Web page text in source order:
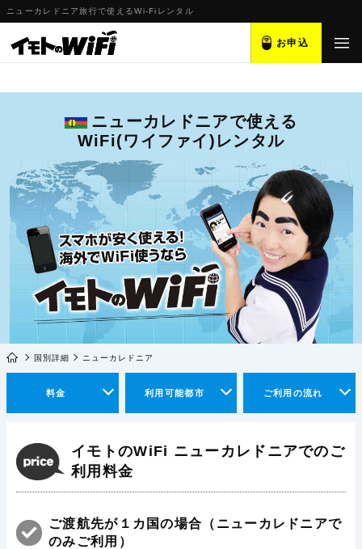
ニューカレドニア旅行で使えるWi-Fiレンタル
お申込
ニューカレドニアで使える
WiFi(ワイファイ)レンタル
国別詳細 ニューカレドニア
料金 利用可能都市 ご利用の流れ
イモトのWiFi ニューカレドニアでのご
利用料金
ご渡航先が１カ国の場合（ニューカレドニアで
のみご利用）